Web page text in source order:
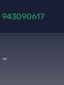
943090617